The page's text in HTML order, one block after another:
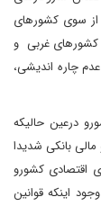
سوی کشورهای
کشورهای غربی و
چاره اندیشی،
درعین حالیکه
بانکی شدیدا
اقتصادی کشورو
اینکه قوانین